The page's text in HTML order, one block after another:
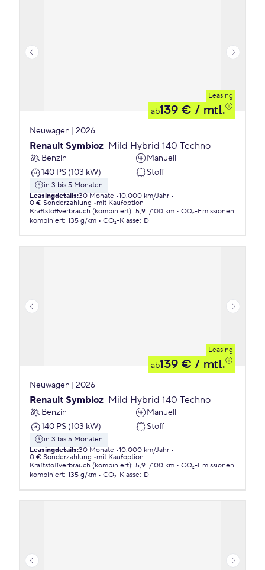
Leasing
ab139 € / mtl.
Neuwagen | 2026
Renault Symbioz Mild Hybrid 140 Techno
Benzin
Manuell
140 PS (103 kW)
Stoff
in 3 bis 5 Monaten
Leasingdetails:30 Monate 10.000 km/Jahr
0 € Sonderzahlung
mit Kaufoption
Kraftstoffverbrauch (kombiniert): 5,9 l/100 km
CO₂-Emissionen
kombiniert: 135 g/km CO₂-Klasse: D
Leasing
ab139 € / mtl.
Neuwagen | 2026
Renault Symbioz Mild Hybrid 140 Techno
Benzin
Manuell
140 PS (103 kW)
Stoff
in 3 bis 5 Monaten
Leasingdetails:30 Monate 10.000 km/Jahr
0 € Sonderzahlung
mit Kaufoption
Kraftstoffverbrauch (kombiniert): 5,9 l/100 km
CO₂-Emissionen
kombiniert: 135 g/km CO₂-Klasse: D